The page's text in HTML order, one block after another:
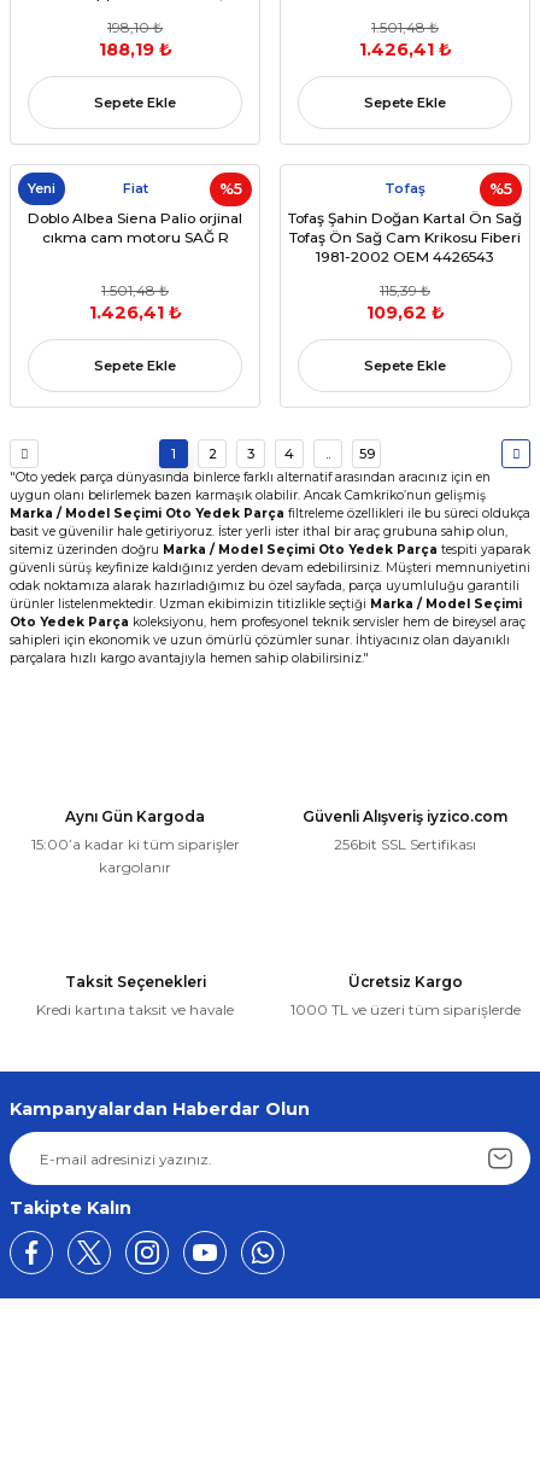
198,10 ₺
188,19 ₺
Sepete Ekle
1.501,48 ₺
1.426,41 ₺
Sepete Ekle
%5
Yeni Fiat
Doblo Albea Siena Palio orjinal
cıkma cam motoru SAĞ R
1.501,48 ₺
1.426,41 ₺
Sepete Ekle
%5
Tofaş
Tofaş Şahin Doğan Kartal Ön Sağ
Tofaş Ön Sağ Cam Krikosu Fiberi
1981-2002 OEM 4426543
115,39 ₺
109,62 ₺
Sepete Ekle
1 2 3 4 .. 59
"Oto yedek parça dünyasında binlerce farklı alternatif arasından aracınız için en
uygun olanı belirlemek bazen karmaşık olabilir. Ancak Camkriko’nun gelişmiş
Marka / Model Seçimi Oto Yedek Parça filtreleme özellikleri ile bu süreci oldukça
basit ve güvenilir hale getiriyoruz. İster yerli ister ithal bir araç grubuna sahip olun,
sitemiz üzerinden doğru Marka / Model Seçimi Oto Yedek Parça tespiti yaparak
güvenli sürüş keyfinize kaldığınız yerden devam edebilirsiniz. Müşteri memnuniyetini
odak noktamıza alarak hazırladığımız bu özel sayfada, parça uyumluluğu garantili
ürünler listelenmektedir. Uzman ekibimizin titizlikle seçtiği Marka / Model Seçimi
Oto Yedek Parça koleksiyonu, hem profesyonel teknik servisler hem de bireysel araç
sahipleri için ekonomik ve uzun ömürlü çözümler sunar. İhtiyacınız olan dayanıklı
parçalara hızlı kargo avantajıyla hemen sahip olabilirsiniz."
Aynı Gün Kargoda
15:00’a kadar ki tüm siparişler
kargolanır
Güvenli Alışveriş iyzico.com
256bit SSL Sertifikası
Taksit Seçenekleri
Kredi kartına taksit ve havale
Ücretsiz Kargo
1000 TL ve üzeri tüm siparişlerde
Kampanyalardan Haberdar Olun
Takipte Kalın